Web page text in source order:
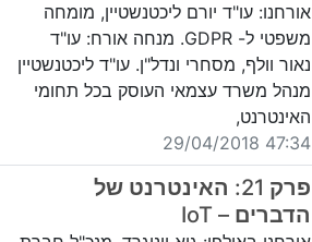
אורחנו: עו"ד יורם ליכטנשטיין, מומחה
משפטי ל- GDPR. מנחה אורח: עו"ד
נאור וולף, מסחרי ונדל"ן. עו"ד ליכטנשטיין
מנהל משרד עצמאי העוסק בכל תחומי
האינטרנט,
47:34 29/04/2018
פרק 21: האינטרנט של
הדברים – IoT